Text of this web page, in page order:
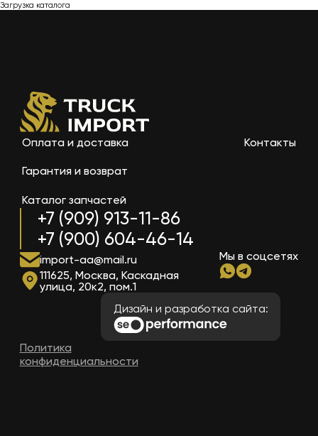
Загрузка каталога
+7 (909) 913-11-86
+7 (900) 604-46-14
Оплата и доставка
Гарантия и возврат
Каталог запчастей
Контакты
import-aa@mail.ru
111625, Москва, Каскадная
улица, 20к2, пом.1
Мы в соцсетях
Дизайн и разработка сайта:
Политика
конфиденциальности